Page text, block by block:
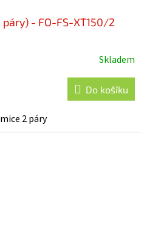
- FO-FS-XT150/2
Skladem
Do košíku
2 páry